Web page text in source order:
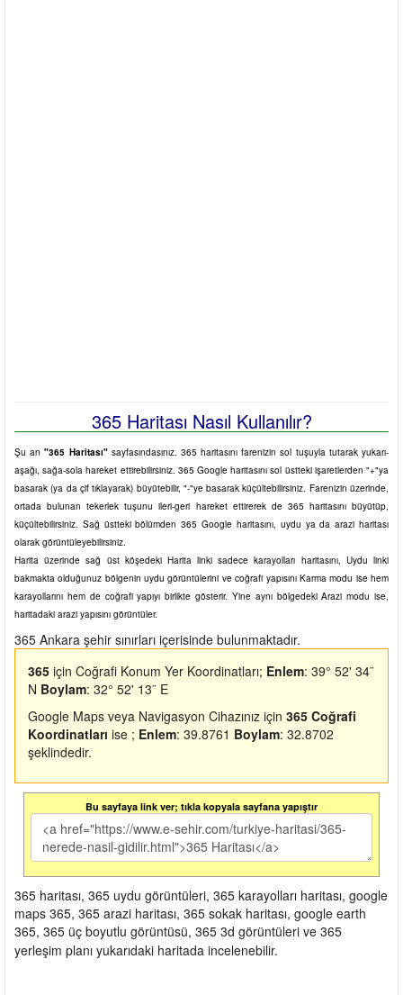
365 Haritası Nasıl Kullanılır?
Şu an"365 Haritası"sayfasındasınız. 365 haritasını farenizin sol tuşuyla tutarak yukarı-
aşağı, sağa-sola hareket ettirebilirsiniz. 365 Google haritasını sol üstteki işaretlerden "+"ya
basarak (ya da çif tıklayarak) büyütebilir, "-"ye basarak küçültebilirsiniz. Farenizin üzerinde,
ortada bulunan tekerlek tuşunu ileri-geri hareket ettirerek de 365 haritasını büyütüp,
küçültebilirsiniz. Sağ üstteki bölümden 365 Google haritasını, uydu ya da arazi haritası
olarak görüntüleyebilirsiniz.
Harita üzerinde sağ üst köşedeki Harita linki sadece karayolları haritasını, Uydu linki
bakmakta olduğunuz bölgenin uydu görüntülerini ve coğrafi yapısını Karma modu ise hem
karayollarını hem de coğrafi yapıyı birlikte gösterir. Yine aynı bölgedeki Arazi modu ise,
haritadaki arazi yapısını görüntüler.
365 Ankara şehir sınırları içerisinde bulunmaktadır.
365 için Coğrafi Konum Yer Koordinatları; Enlem: 39° 52' 34¨
N Boylam: 32° 52' 13¨ E
Google Maps veya Navigasyon Cihazınız için 365 Coğrafi
Koordinatları ise ; Enlem: 39.8761 Boylam: 32.8702
şeklindedir.
Bu sayfaya link ver; tıkla kopyala sayfana yapıştır
365 haritası, 365 uydu görüntüleri, 365 karayolları haritası, google
maps 365, 365 arazi haritası, 365 sokak haritası, google earth
365, 365 üç boyutlu görüntüsü, 365 3d görüntüleri ve 365
yerleşim planı yukarıdaki haritada incelenebilir.